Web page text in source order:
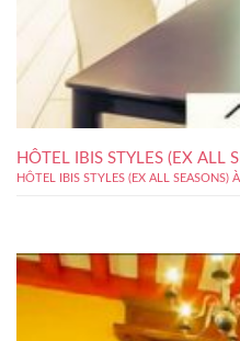
HÔTEL IBIS STYLES (EX ALL
HÔTEL IBIS STYLES (EX ALL